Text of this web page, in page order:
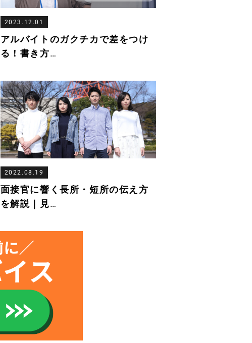
2023.12.01
アルバイトのガクチカで差をつけ
る！書き方…
2022.08.19
面接官に響く長所・短所の伝え方
を解説｜見…